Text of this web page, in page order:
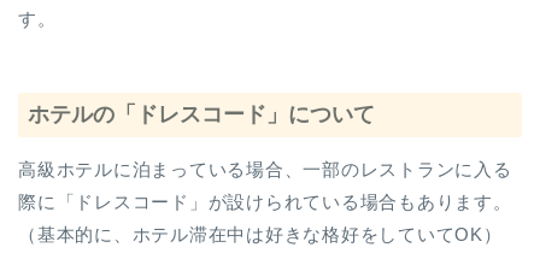
す。
ホテルの「ドレスコード」について
高級ホテルに泊まっている場合、一部のレストランに入る
際に「ドレスコード」が設けられている場合もあります。
（基本的に、ホテル滞在中は好きな格好をしていてOK）